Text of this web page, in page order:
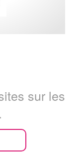
sur les